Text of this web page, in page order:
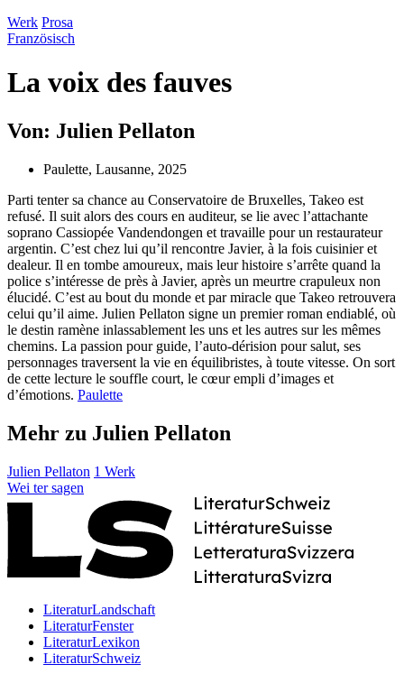
Werk Prosa
Französisch
La voix des fauves
Von: Julien Pellaton
Paulette, Lausanne, 2025
Parti tenter sa chance au Conservatoire de Bruxelles, Takeo est
refusé. Il suit alors des cours en auditeur, se lie avec l’attachante
soprano Cassiopée Vandendongen et travaille pour un restaurateur
argentin. C’est chez lui qu’il rencontre Javier, à la fois cuisinier et
dealeur. Il en tombe amoureux, mais leur histoire s’arrête quand la
police s’intéresse de près à Javier, après un meurtre crapuleux non
élucidé. C’est au bout du monde et par miracle que Takeo retrouvera
celui qu’il aime. Julien Pellaton signe un premier roman endiablé, où
le destin ramène inlassablement les uns et les autres sur les mêmes
chemins. La passion pour guide, l’auto-dérision pour salut, ses
personnages traversent la vie en équilibristes, à toute vitesse. On sort
de cette lecture le souffle court, le cœur empli d’images et
d’émotions. Paulette
Mehr zu Julien Pellaton
Julien Pellaton 1 Werk
Wei ter sagen
LiteraturLandschaft
LiteraturFenster
LiteraturLexikon
LiteraturSchweiz